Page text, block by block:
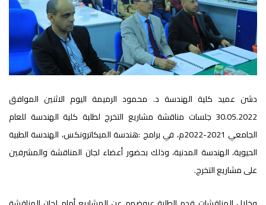
دشن عميد كلية الهندسة د. محمود الرميمة اليوم الاثنين الموافق
30.05.2022 جلسات مناقشة مشاريع التخرج لطلبة كلية الهندسة للعام
الجامعي 2021-2022م، في برامج :هندسة الميكاترونكس، الهندسة الطبية
الحيوية، الهندسة المدنية، وذلك بحضور أعضاء لجان المناقشة والمشرفين
على مشاريع التخرج.